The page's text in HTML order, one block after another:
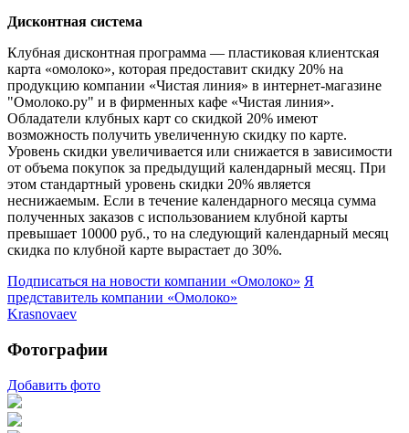
Дисконтная система
Клубная дисконтная программа — пластиковая клиентская
карта «омолоко», которая предоставит скидку 20% на
продукцию компании «Чистая линия» в интернет-магазине
"Омолоко.ру" и в фирменных кафе «Чистая линия».
Обладатели клубных карт со скидкой 20% имеют
возможность получить увеличенную скидку по карте.
Уровень скидки увеличивается или снижается в зависимости
от объема покупок за предыдущий календарный месяц. При
этом стандартный уровень скидки 20% является
неснижаемым. Если в течение календарного месяца сумма
полученных заказов с использованием клубной карты
превышает 10000 руб., то на следующий календарный месяц
скидка по клубной карте вырастает до 30%.
Подписаться на новости компании «Омолоко» Я
представитель компании «Омолоко»
Krasnovaev
Фотографии
Добавить фото